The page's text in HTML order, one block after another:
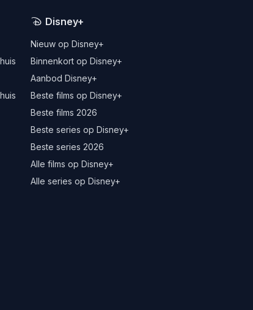
Disney+
Nieuw op Disney+
Binnenkort op Disney+
Aanbod Disney+
Beste films op Disney+
Beste films 2026
Beste series op Disney+
Beste series 2026
Alle films op Disney+
Alle series op Disney+